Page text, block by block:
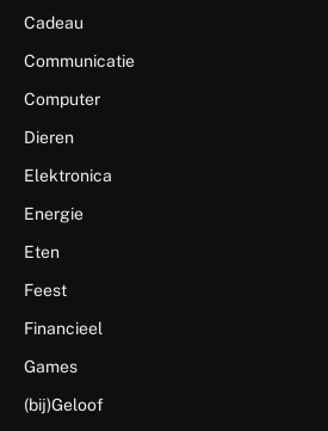
Cadeau
Communicatie
Computer
Dieren
Elektronica
Energie
Eten
Feest
Financieel
Games
(bij)Geloof